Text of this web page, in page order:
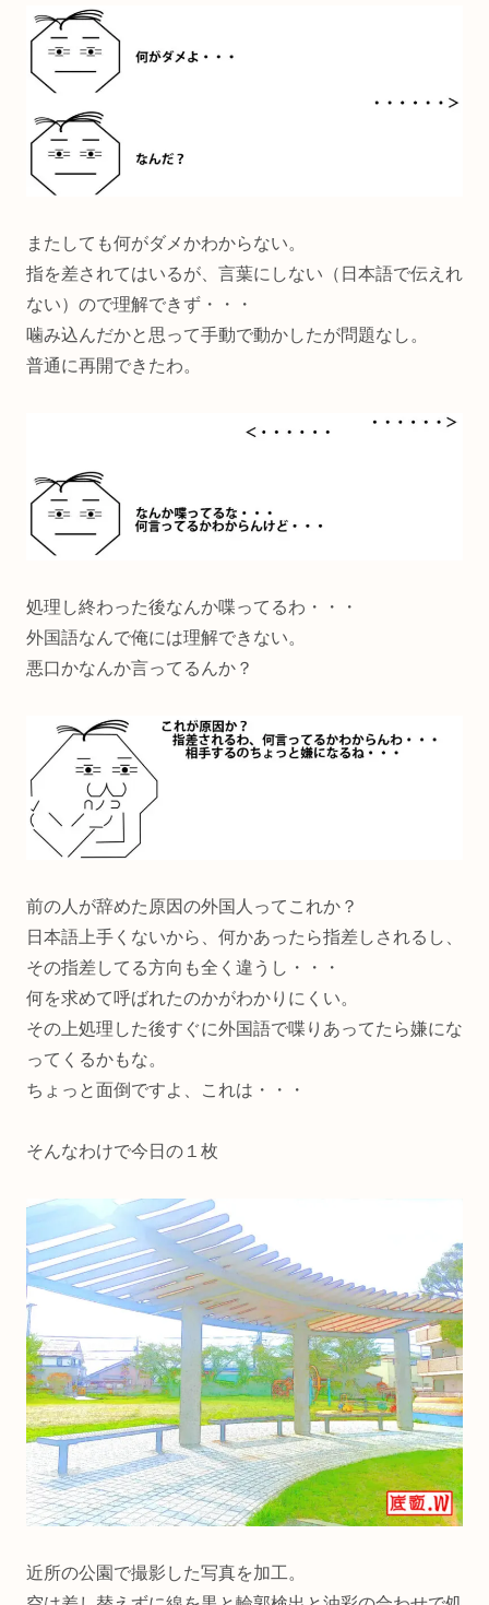
またしても何がダメかわからない。
指を差されてはいるが、言葉にしない（日本語で伝えれ
ない）ので理解できず・・・
噛み込んだかと思って手動で動かしたが問題なし。
普通に再開できたわ。
処理し終わった後なんか喋ってるわ・・・
外国語なんで俺には理解できない。
悪口かなんか言ってるんか？
前の人が辞めた原因の外国人ってこれか？
日本語上手くないから、何かあったら指差しされるし、
その指差してる方向も全く違うし・・・
何を求めて呼ばれたのかがわかりにくい。
その上処理した後すぐに外国語で喋りあってたら嫌にな
ってくるかもな。
ちょっと面倒ですよ、これは・・・
そんなわけで今日の１枚
近所の公園で撮影した写真を加工。